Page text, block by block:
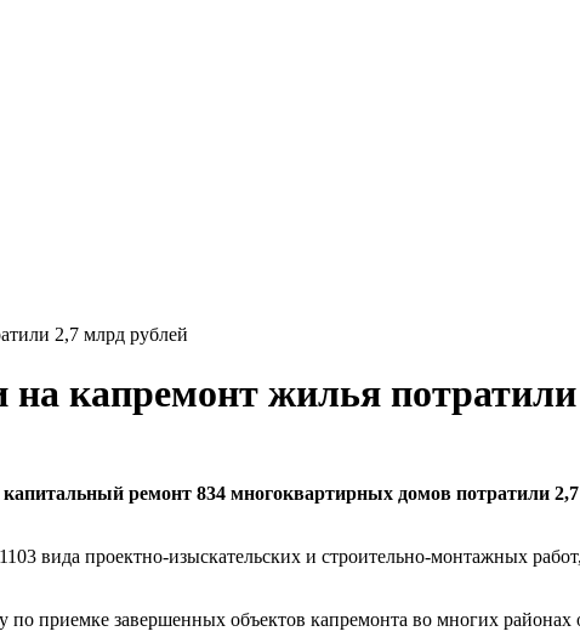
2,7 млрд рублей
на капремонт жилья
ремонт 834 многоквартирных домов потратили
вида проектно-изыскательских и строительно-монтажных
приемке завершенных объектов капремонта во многих